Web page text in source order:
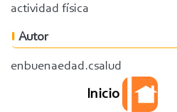
actividad física
Autor
enbuenaedad.csalud
Inicio